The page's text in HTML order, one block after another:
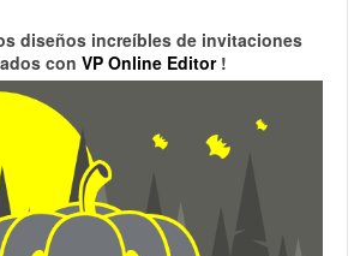
diseños increíbles de invitaciones
conVP Online Editor!